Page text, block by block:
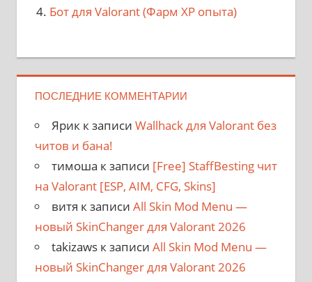
Бот для Valorant (Фарм XP опыта)
ПОСЛЕДНИЕ КОММЕНТАРИИ
Ярикк записи Wallhack для Valorant без
читов и бана!
тимоша к записи [Free] StaffBesting чит
на Valorant [ESP, AIM, CFG, Skins]
витя к записи All Skin Mod Menu —
новый SkinChanger для Valorant 2026
takizawsк записи All Skin Mod Menu —
новый SkinChanger для Valorant 2026